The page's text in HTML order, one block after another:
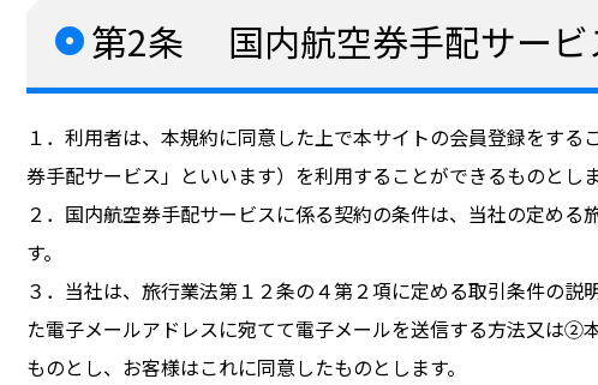
第2条 国内航空券手配サービ
１．利用者は、本規約に同意した上で本サイトの会員登録をす
券手配サービス」といいます）を利用することができるものとしま
２．国内航空券手配サービスに係る契約の条件は、当社の定め
す。
３．当社は、旅行業法第１２条の４第２項に定める取引条件の
た電子メールアドレスに宛てて電子メールを送信する方法又は②
ものとし、お客様はこれに同意したものとします。